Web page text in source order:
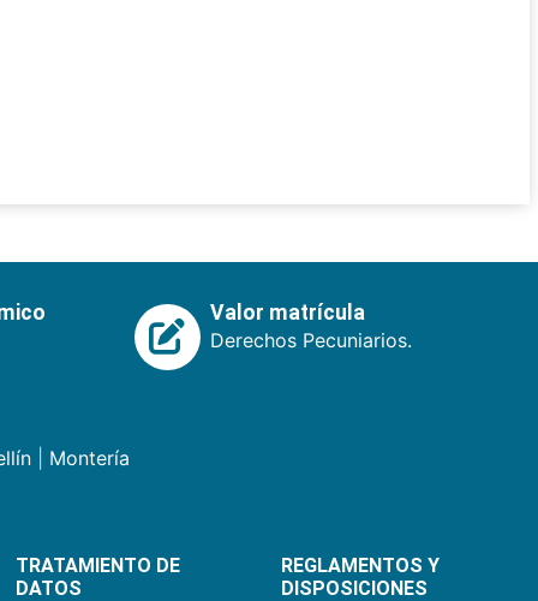
Valor matrícula
Derechos Pecuniarios.
| Montería
TRATAMIENTO DE
DATOS
REGLAMENTOS Y
DISPOSICIONES